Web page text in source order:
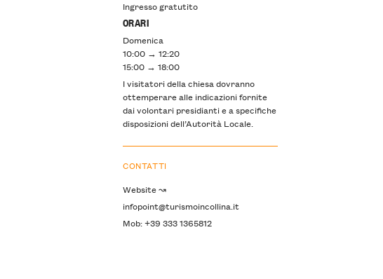
Ingresso gratutito
ORARI
Domenica
10:00 → 12:20
15:00 → 18:00
I visitatori della chiesa dovranno
ottemperare alle indicazioni fornite
dai volontari presidianti e a specifiche
disposizioni dell’Autorità Locale.
CONTATTI
Website ↝
infopoint@turismoincollina.it
Mob: +39 333 1365812